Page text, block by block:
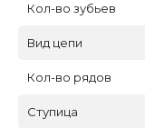
Кол-во зубьев
Вид цепи
Кол-во рядов
Ступица